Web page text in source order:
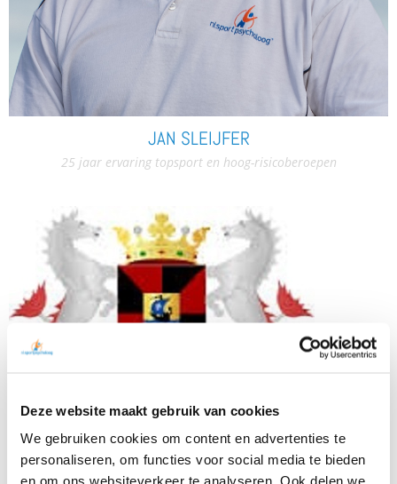
Deze website maakt gebruik van cookies
We gebruiken cookies om content en advertenties te
personaliseren, om functies voor social media te bieden
en om ons websiteverkeer te analyseren. Ook delen we
JAN SLEIJFER
25 jaar ervaring topsport en hoog-risicoberoepen
BINNEN 24U CONTACT IN HEEL NL!